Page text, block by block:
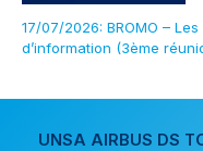
17/07/2026: BROMO –
d’information (3ème
UNSA AIRBUS DS